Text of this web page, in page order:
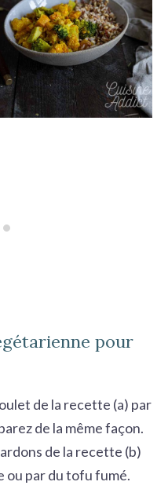
pour
de la recette (a) par
de la même façon.
de la recette (b)
ou par du tofu fumé.